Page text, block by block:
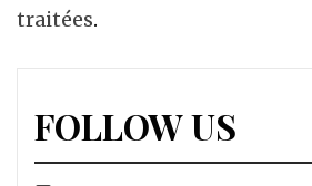
traitées.
FOLLOW US